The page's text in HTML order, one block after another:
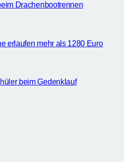
Drachenbootrennen
erlaufen mehr als 1280 Euro
beim Gedenklauf